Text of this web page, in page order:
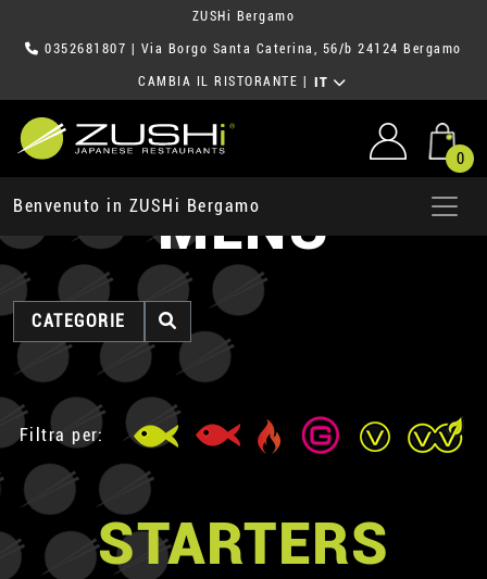
ZUSHi Bergamo
0352681807 | Via Borgo Santa Caterina, 56/b 24124 Bergamo
CAMBIA IL RISTORANTE IT
0
Benvenuto in ZUSHi Bergamo
MENU
CATEGORIE
Filtra per:
STARTERS